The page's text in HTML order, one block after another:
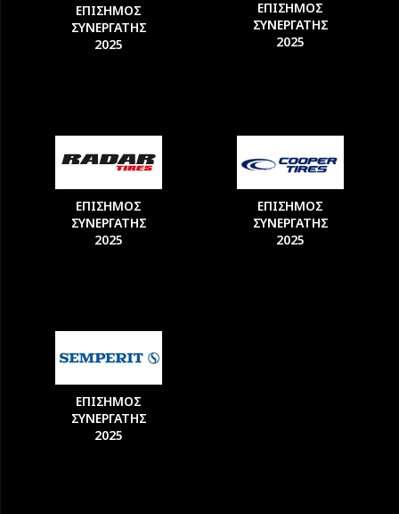
ΕΠΙΣΗΜΟΣ
ΣΥΝΕΡΓΑΤΗΣ
2025
ΕΠΙΣΗΜΟΣ
ΣΥΝΕΡΓΑΤΗΣ
2025
ΕΠΙΣΗΜΟΣ
ΣΥΝΕΡΓΑΤΗΣ
2025
ΕΠΙΣΗΜΟΣ
ΣΥΝΕΡΓΑΤΗΣ
2025
ΕΠΙΣΗΜΟΣ
ΣΥΝΕΡΓΑΤΗΣ
2025